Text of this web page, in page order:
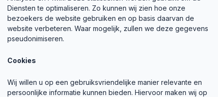
Diensten te optimaliseren. Zo kunnen wij zien hoe onze
bezoekers de website gebruiken en op basis daarvan de
website verbeteren. Waar mogelijk, zullen we deze gegevens
pseudonimiseren.
Cookies
Wij willen u op een gebruiksvriendelijke manier relevante en
persoonlijke informatie kunnen bieden. Hiervoor maken wij op